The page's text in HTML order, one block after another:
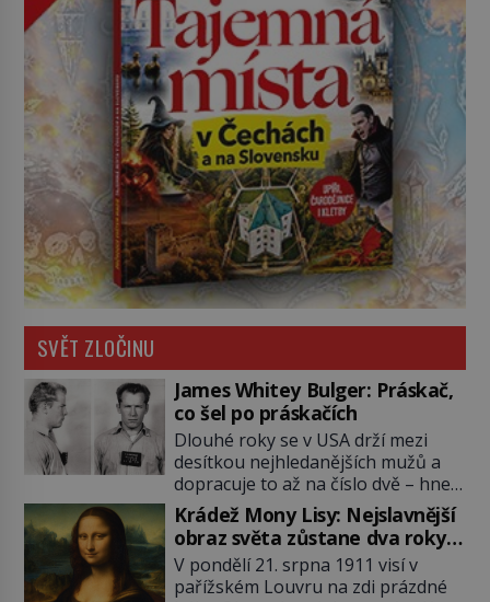
SVĚT ZLOČINU
James Whitey Bulger: Práskač,
co šel po práskačích
Dlouhé roky se v USA drží mezi
desítkou nejhledanějších mužů a
dopracuje to až na číslo dvě – hned
po Usámovi bin Ládinovi (1957–
2011). To je James „Whitey“ Bulger
(1929–2018) viněný ze spoluúčasti
na 19 vraždách, vydírání a lichvy. A
samozřejmě, krom toho je ještě
Krádež Mony Lisy: Nejslavnější
obraz světa zůstane dva roky
nezvěstný
V pondělí 21. srpna 1911 visí v
pařížském Louvru na zdi prázdné